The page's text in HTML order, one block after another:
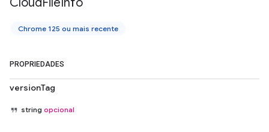
Chrome 125 ou mais recente
PROPRIEDADES
versionTag
string opcional